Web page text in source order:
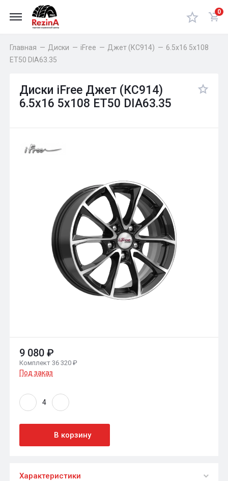
0
Главная — Диски — iFree — Джет (КС914) — 6.5x16 5x108
ET50 DIA63.35
Диски iFree Джет (КС914)
6.5x16 5x108 ET50 DIA63.35
9 080 ₽
Комплект 36 320 ₽
Под заказ
В корзину
Характеристики